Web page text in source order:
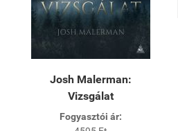
Josh Malerman:
Vizsgálat
Fogyasztói ár: